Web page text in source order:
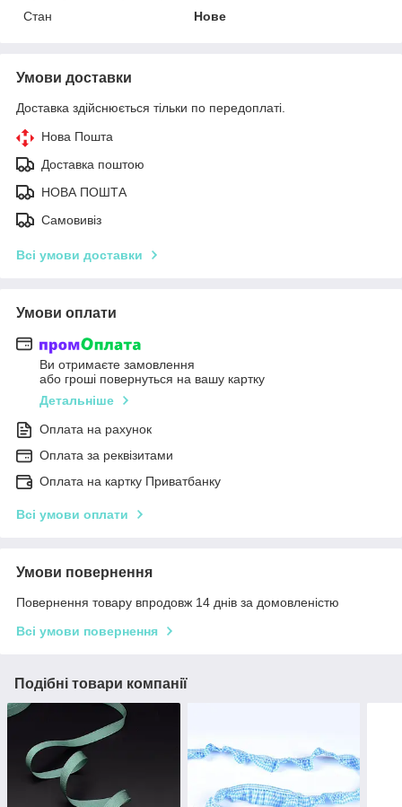
Стан
Нове
Умови доставки
Доставка здійснюється тільки по передоплаті.
Нова Пошта
Доставка поштою
НОВА ПОШТА
Самовивіз
Всі умови доставки
Умови оплати
Ви отримаєте замовлення
або гроші повернуться на вашу картку
Детальніше
Оплата на рахунок
Оплата за реквізитами
Оплата на картку Приватбанку
Всі умови оплати
Умови повернення
Повернення товару впродовж 14 днів за домовленістю
Всі умови повернення
Подібні товари компанії